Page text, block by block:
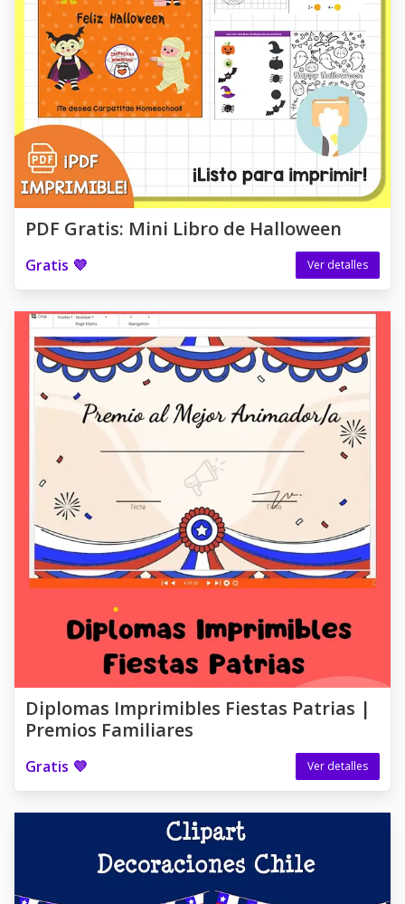
PDF Gratis: Mini Libro de Halloween
Gratis 💜 Ver detalles
Diplomas Imprimibles Fiestas Patrias |
Premios Familiares
Gratis 💜 Ver detalles